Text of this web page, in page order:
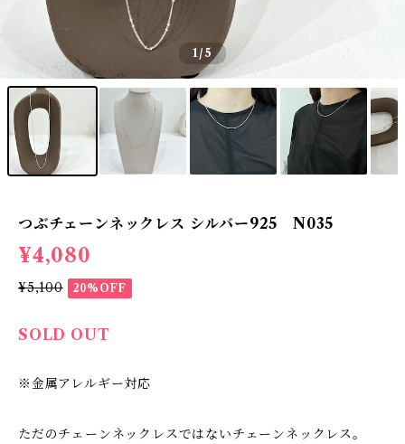
1/5
つぶチェーンネックレス シルバー925 N035
¥4,080
¥5,100 20%OFF
SOLD OUT
※金属アレルギー対応
ただのチェーンネックレスではないチェーンネックレス。